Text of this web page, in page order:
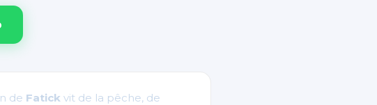
de Fatick vit de la pêche, de